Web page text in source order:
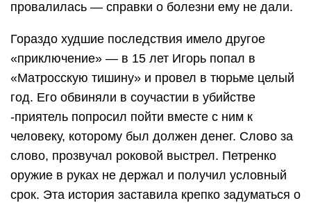
провалилась — справки о болезни ему не дали.
Гораздо худшие последствия имело другое
«приключение» — в 15 лет Игорь попал в
«Матросскую тишину» и провел в тюрьме целый
год. Его обвиняли в соучастии в убийстве
-приятель попросил пойти вместе с ним к
человеку, которому был должен денег. Слово за
слово, прозвучал роковой выстрел. Петренко
оружие в руках не держал и получил условный
срок. Эта история заставила крепко задуматься о